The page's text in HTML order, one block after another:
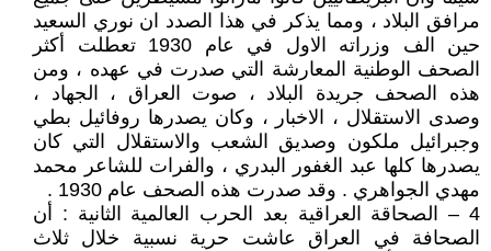
مرافق البلاد ، ومما يذكر في هذا الصدد ان نوري السعيد
حين الف وزراته الاول في عام 1930 تعطلت أكثر
الصحف الوطنية المعارشة التي صدرت في عهده ، ومن
هذه الصحف جريدة البلاد ، صوت العراق ، الجهاد ،
وصدى الاستقلال ، الاخبار ، وكان يصدرها روفائيل بطي
وجبرائيل ملكون وصديق الشعب والاستقلال التي كان
يصدرها كلها عبد الغفور البدري ، والفرات للشاعر محمد
مهدي الجواهري . وقد صدرت هذه الصحف عام 1930 .
4 – الصحاقة العراقية بعد الحرب العالمية الثانية : أن
الصحافة في العراق عاشت حرية نسبية خلال ثلاث